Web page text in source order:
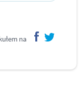
na